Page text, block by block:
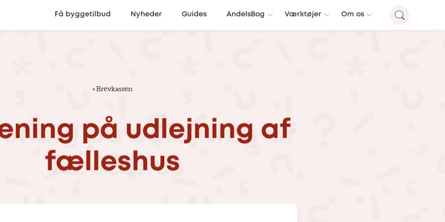
Få byggetilbud Nyheder Guides AndelsBog Værktøjer Om os
«Brevkassen
på udlejning af
fælleshus